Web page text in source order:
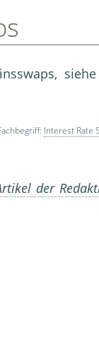
Interest Rate
der